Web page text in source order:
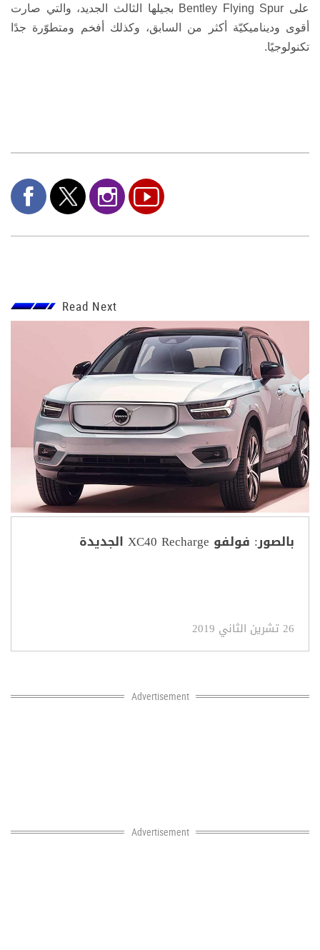
على Bentley Flying Spur بجيلها الثالث الجديد، والتي صارت
أقوى وديناميكيّة أكثر من السابق، وكذلك أفخم ومتطوّرة جدًا
تكنولوجيًا.
Read Next
بالصور: فولفو XC40 Recharge الجديدة
26 تشرين الثاني 2019
Advertisement
Advertisement